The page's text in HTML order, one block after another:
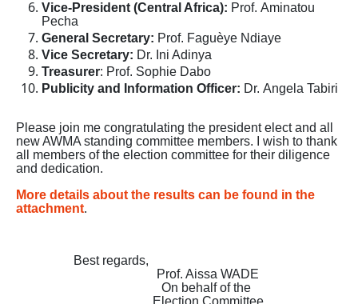
Vice-President (Central Africa): Prof. Aminatou
Pecha
General Secretary: Prof. Faguèye Ndiaye
Vice Secretary: Dr. Ini Adinya
Treasurer: Prof. Sophie Dabo
Publicity and Information Officer: Dr. Angela Tabiri
Please join me congratulating the president elect and all
new AWMA standing committee members. I wish to thank
all members of the election committee for their diligence
and dedication.
More details about the results can be found in the
attachment.
Best regards,
Prof. Aissa WADE
On behalf of the
Election Committee